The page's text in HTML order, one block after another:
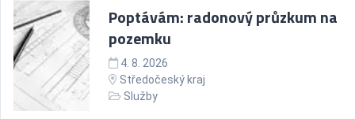
Poptávám: radonový průzkum na
pozemku
4. 8. 2026
Středočeský kraj
Služby